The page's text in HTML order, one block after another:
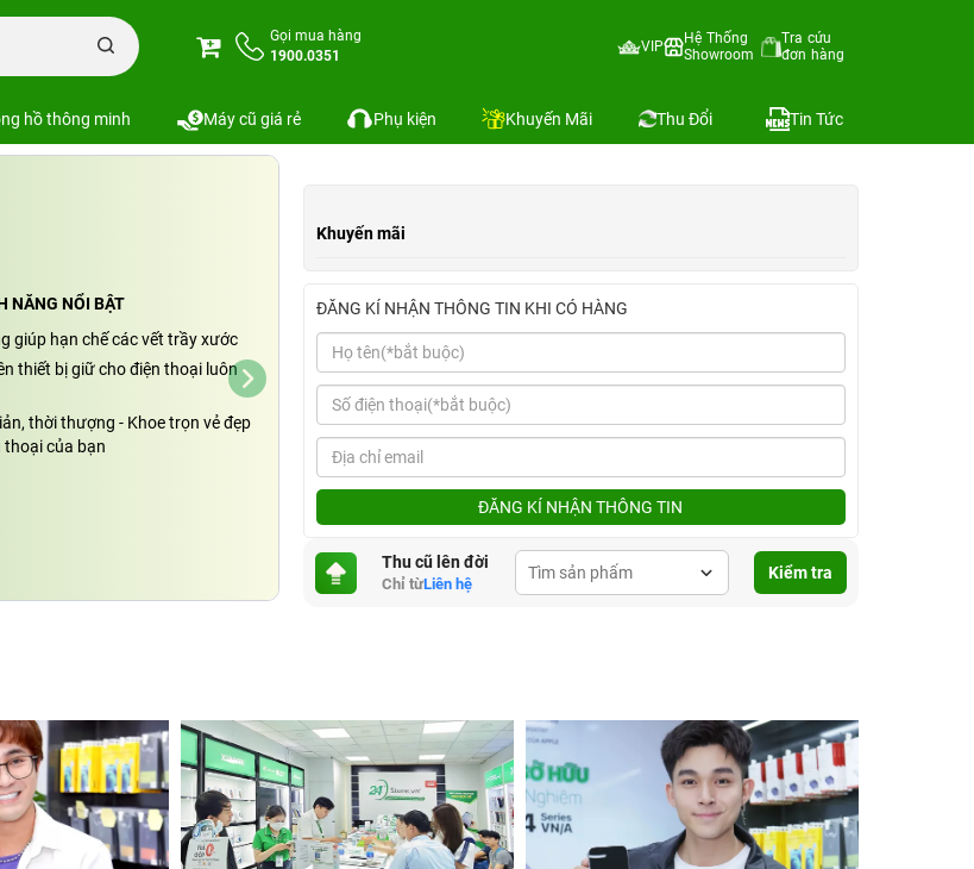
Gọi mua hàng
1900.0351
VIP
Hệ Thống
Showroom
Tra cứu
đơn hàng
hồ thông minh Máy cũ giá rẻ Phụ kiện Khuyến Mãi Thu Đổi Tin Tức
Galaxy A05 dẻo trong suốt
NĂNG NỔI BẬT
giúp hạn chế các vết trầy xước
thiết bị giữ cho điện thoại luôn
thời thượng - Khoe trọn vẻ đẹp
thoại của bạn
Khuyến mãi
ĐĂNG KÍ NHẬN THÔNG TIN KHI CÓ HÀNG
ĐĂNG KÍ NHẬN THÔNG TIN
Thu cũ lên đời
Chỉ từLiên hệ
Kiểm tra